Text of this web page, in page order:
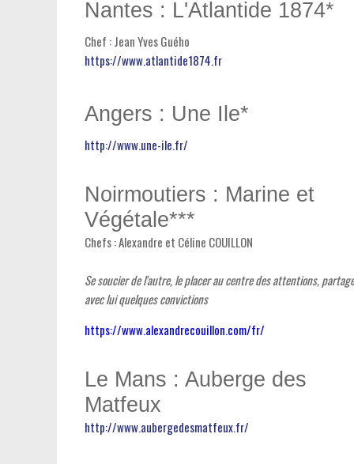
Nantes : L'Atlantide 1874*
Chef : Jean Yves Guého
https://www.atlantide1874.fr
Angers : Une Ile*
http://www.une-ile.fr/
Noirmoutiers : Marine et
Végétale***
Chefs : Alexandre et Céline COUILLON
Se soucier de l'autre, le placer au centre des attentions,
avec lui quelques convictions
https://www.alexandrecouillon.com/fr/
Le Mans : Auberge des
Matfeux
http://www.aubergedesmatfeux.fr/